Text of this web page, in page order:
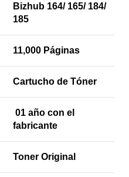
Bizhub 164/ 165/ 184/
185
11,000 Páginas
Cartucho de Tóner
01 año con el
fabricante
Toner Original